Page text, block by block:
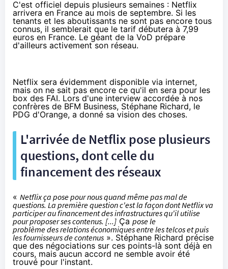
C'est officiel depuis plusieurs semaines : Netflix
arrivera en France au mois de septembre. Si les
tenants et les aboutissants ne sont pas encore tous
connus, il semblerait que le tarif débutera à 7,99
euros en France. Le géant de la VoD prépare
d'ailleurs activement son réseau.
Netflix sera évidemment disponible via internet,
mais on ne sait pas encore ce qu'il en sera pour les
box des FAI. Lors d'une interview accordée à nos
confrères de BFM Business, Stéphane Richard, le
PDG d'Orange, a donné sa vision des choses.
L'arrivée de Netflix pose plusieurs
questions, dont celle du
financement des réseaux
« Netflixça pose pour nous quand même pas mal de
questions. La première question c'est la façon dontNetflixva
participer au financement des infrastructures qu'il utilise
pour proposer ses contenus. [...] Ça pose le
problème des relations économiques entre les telcos et puis
les fournisseurs de contenus ». Stéphane Richard précise
que des négociations sur ces points-là sont déjà en
cours, mais aucun accord ne semble avoir été
trouvé pour l'instant.